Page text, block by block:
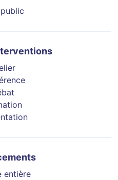
entière